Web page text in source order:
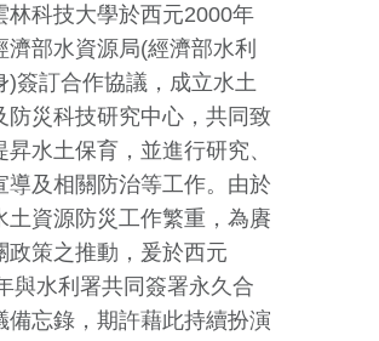
林科技大學於西元2000年
濟部水資源局(經濟部水利
)簽訂合作協議，成立水土
防災科技研究中心，共同致
昇水土保育，並進行研究、
導及相關防治等工作。由於
土資源防災工作繁重，為賡
政策之推動，爰於西元
與水利署共同簽署永久合
備忘錄，期許藉此持續扮演